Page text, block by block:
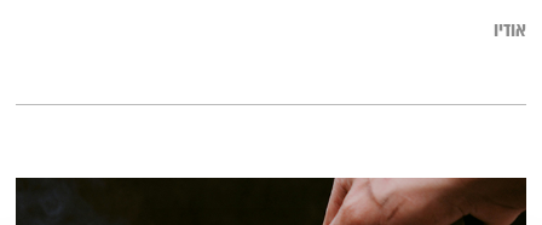
אודיו